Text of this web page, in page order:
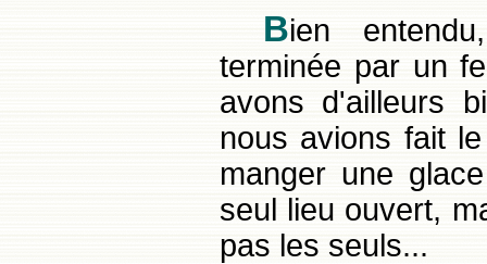
Bien
terminée par un
avons d'ailleurs
nous avions fait
manger une
seul lieu ouvert,
pas les seuls...